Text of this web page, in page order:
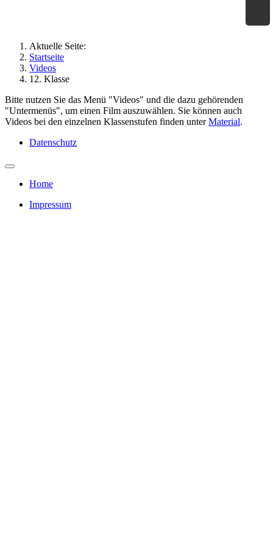
Aktuelle Seite:
Startseite
Videos
12. Klasse
Bitte nutzen Sie das Menü "Videos" und die dazu gehörenden
"Untermenüs", um einen Film auszuwählen. Sie können auch
Videos bei den einzelnen Klassenstufen finden unterMaterial.
Datenschutz
Home
Impressum